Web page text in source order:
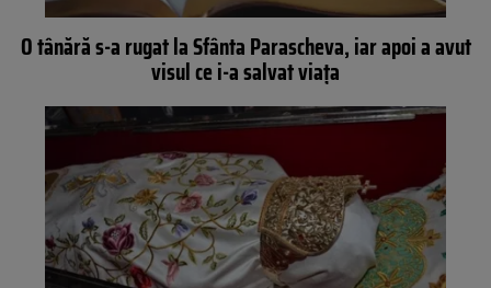
O tânără s-a rugat la Sfânta Parascheva, iar apoi a avut
visul ce i-a salvat viața